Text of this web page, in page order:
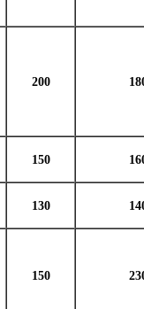
200
150
130
150